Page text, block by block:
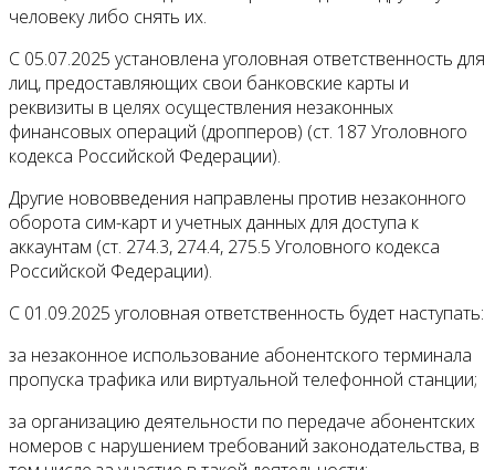
человеку либо снять их.
С 05.07.2025 установлена уголовная ответственность для
лиц, предоставляющих свои банковские карты и
реквизиты в целях осуществления незаконных
финансовых операций (дропперов) (ст. 187 Уголовного
кодекса Российской Федерации).
Другие нововведения направлены против незаконного
оборота сим-карт и учетных данных для доступа к
аккаунтам (ст. 274.3, 274.4, 275.5 Уголовного кодекса
Российской Федерации).
С 01.09.2025 уголовная ответственность будет наступать:
за незаконное использование абонентского терминала
пропуска трафика или виртуальной телефонной станции;
за организацию деятельности по передаче абонентских
номеров с нарушением требований законодательства, в